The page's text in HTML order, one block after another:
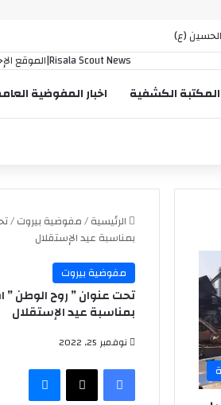
(ع)
المكتبة الكشفية اخبار المفوضية
الرئيسية/مفوضية بيروت/
بمناسبة عيد الإستقلال
مفوضية بيروت
تحت عنوان ” روح الوطن ”
بمناسبة عيد الإستقلال
نوفمبر 25, 2022
فيسبوك
‫X ماسنجر